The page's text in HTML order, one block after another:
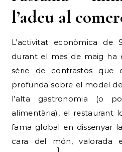
l’adeu al
L’activitat econòmica de
durant el mes de maig ha
sèrie de contrastos que
profunda sobre el model
l’alta gastronomia (o
alimentària), el restaurant
fama global en dissenyar
cara del món, valorada
1